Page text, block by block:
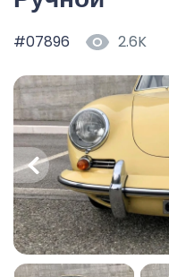
#07896 2.6K